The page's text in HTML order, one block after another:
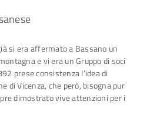
si era affermato a Bassano un
e vi era un Gruppo di soci
prese consistenza l’idea di
di Vicenza, che però, bisogna pur
dimostrato vive attenzioni per i